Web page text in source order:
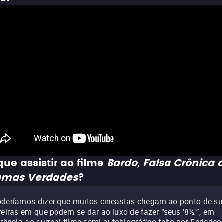
assistir ao filme Bardo, Falsa Crônica
Verdades?
dizer que muitos cineastas chegam ao ponto de
em que podem se dar ao luxo de fazer “seus '8½'”, em